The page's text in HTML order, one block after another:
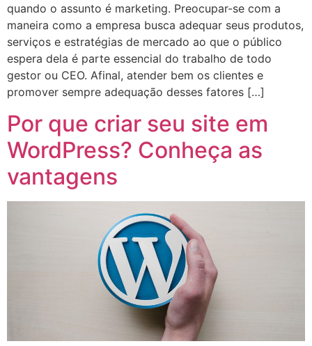
quando o assunto é marketing. Preocupar-se com a
maneira como a empresa busca adequar seus produtos,
serviços e estratégias de mercado ao que o público
espera dela é parte essencial do trabalho de todo
gestor ou CEO. Afinal, atender bem os clientes e
promover sempre adequação desses fatores […]
Por que criar seu site em
WordPress? Conheça as
vantagens